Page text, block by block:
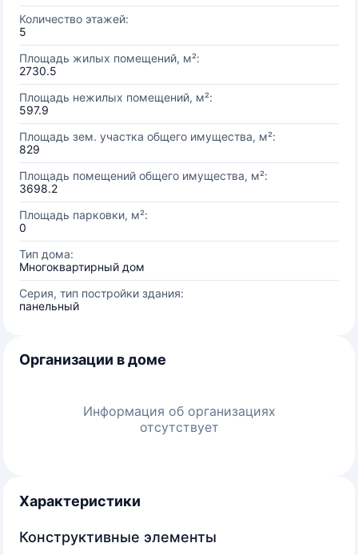
Количество этажей:
5
Площадь жилых помещений, м²:
2730.5
Площадь нежилых помещений, м²:
597.9
Площадь зем. участка общего имущества, м²:
829
Площадь помещений общего имущества, м²:
3698.2
Площадь парковки, м²:
0
Тип дома:
Многоквартирный дом
Серия, тип постройки здания:
панельный
Организации в доме
Информация об организациях
отсутствует
Характеристики
Конструктивные элементы